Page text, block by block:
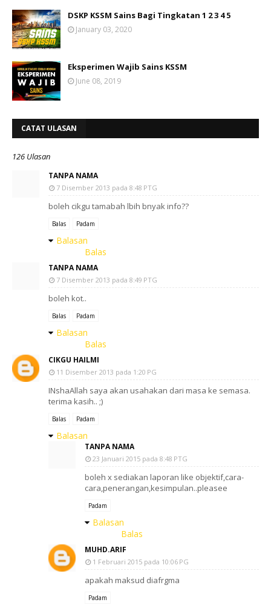
DSKP KSSM Sains Bagi Tingkatan 1 2 3 4 5
January 03, 2020
Eksperimen Wajib Sains KSSM
June 08, 2019
CATAT ULASAN
126 Ulasan
TANPA NAMA
7 Disember 2013 pada 8:48 PTG
boleh cikgu tamabah lbih bnyak info??
Balas Padam
Balasan
Balas
TANPA NAMA
7 Disember 2013 pada 8:49 PTG
boleh kot..
Balas Padam
Balasan
Balas
CIKGU HAILMI
11 Disember 2013 pada 1:20 PG
INshaAllah saya akan usahakan dari masa ke semasa.
terima kasih.. ;)
Balas Padam
Balasan
TANPA NAMA
23 Januari 2015 pada 8:48 PTG
boleh x sediakan laporan like objektif,cara-
cara,penerangan,kesimpulan..pleasee
Padam
Balasan
Balas
MUHD.ARIF
1 Februari 2015 pada 10:06 PG
apakah maksud diafrgma
Padam